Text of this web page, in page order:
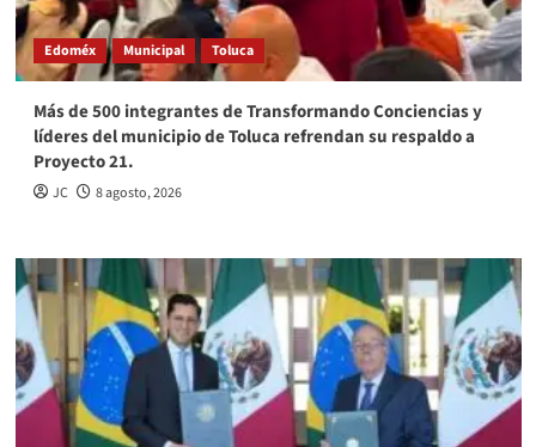
Edoméx Municipal Toluca
Más de 500 integrantes de Transformando Conciencias y
líderes del municipio de Toluca refrendan su respaldo a
Proyecto 21.
JC 8 agosto, 2026